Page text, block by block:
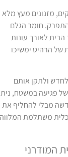
מזנונים מעץ מלא
חומר הגלם
לאורך עונות
הרהיט ימשיכו
ולתקן אותם
במשטח, ניתן
מבלי להחליף את
משתלמת המלווה